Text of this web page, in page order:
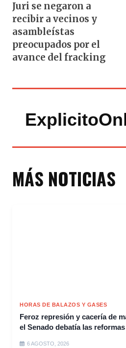
Juri se negaron a
recibir a vecinos y
asambleístas
preocupados por el
avance del fracking
MÁS NOTICIAS
HORAS DE BALAZOS Y GASES
Feroz represión y cacería de
el Senado debatía las
6 AGOSTO, 2026